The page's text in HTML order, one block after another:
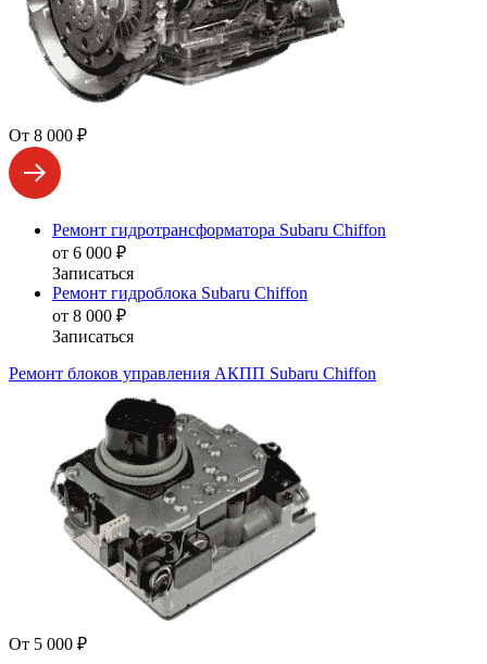
От 8 000 ₽
Ремонт гидротрансформатора Subaru Chiffon
от 6 000 ₽
Записаться
Ремонт гидроблока Subaru Chiffon
от 8 000 ₽
Записаться
Ремонт блоков управления АКПП Subaru Chiffon
От 5 000 ₽